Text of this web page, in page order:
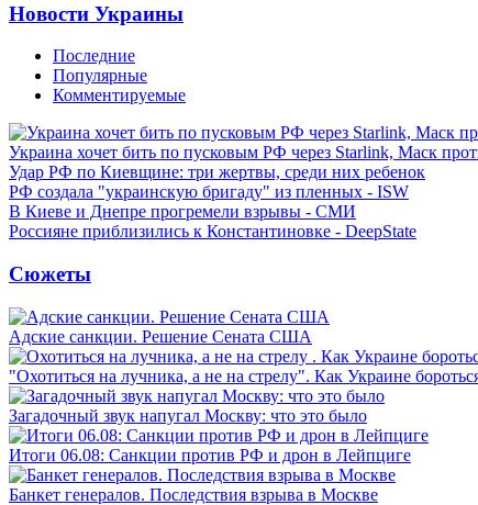
Новости Украины
Последние
Популярные
Комментируемые
Украина хочет бить по пусковым РФ через Starlink, Маск
Удар РФ по Киевщине: три жертвы, среди них ребенок
РФ создала "украинскую бригаду" из пленных - ISW
В Киеве и Днепре прогремели взрывы - СМИ
Россияне приблизились к Константиновке - DeepState
Сюжеты
Адские санкции. Решение Сената США
"Охотиться на лучника, а не на стрелу". Как Украине
Загадочный звук напугал Москву: что это было
Итоги 06.08: Санкции против РФ и дрон в Лейпциге
Банкет генералов. Последствия взрыва в Москве